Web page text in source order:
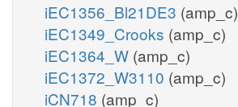
iEC1356_Bl21DE3 (amp_c)
iEC1349_Crooks (amp_c)
iEC1364_W (amp_c)
iEC1372_W3110 (amp_c)
iCN718 (amp_c)